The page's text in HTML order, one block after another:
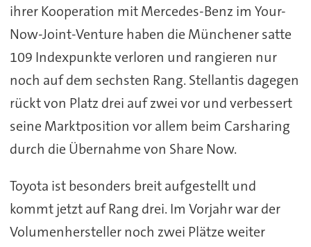
ihrer Kooperation mit Mercedes-Benz im Your-
Now-Joint-Venture haben die Münchener satte
109 Indexpunkte verloren und rangieren nur
noch auf dem sechsten Rang. Stellantis dagegen
rückt von Platz drei auf zwei vor und verbessert
seine Marktposition vor allem beim Carsharing
durch die Übernahme von Share Now.
Toyota ist besonders breit aufgestellt und
kommt jetzt auf Rang drei. Im Vorjahr war der
Volumenhersteller noch zwei Plätze weiter